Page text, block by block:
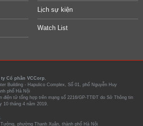
Lịch sự kiện
Watch List
Cổ phần VCCorp.
Building - Hapulico Complex, Số 01, phố Nguyễn Huy
phố Hà Nội
điện tử tổng hợp trên mạng số 2216/GP-TTĐT do Sở Thông tin
10 tháng 4 năm 2019.
phường Thanh Xuân, thành phố Hà Nội